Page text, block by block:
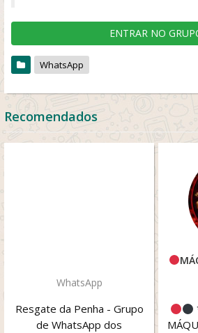
ENTRAR NO
WhatsApp
Recomendados
WhatsApp
Resgate da Penha - Grupo
de WhatsApp dos